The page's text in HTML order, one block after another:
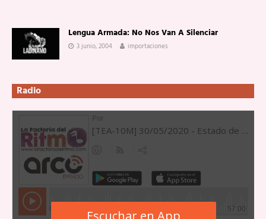
Lengua Armada: No Nos Van A Silenciar
3 junio, 2004 importaciones
Radio